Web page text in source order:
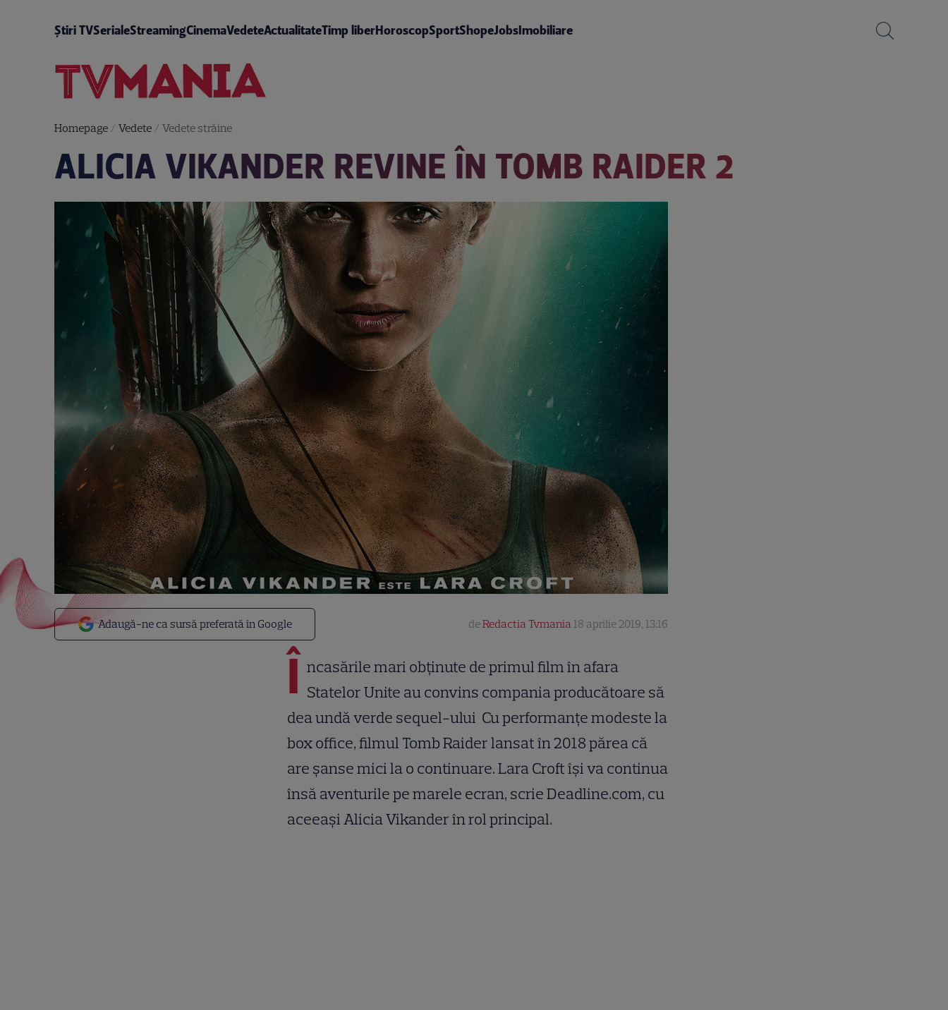
Știri TVSerialeStreamingCinemaVedeteActualitateTimp liberHoroscopSportShopeJobsImobiliare
Homepage/ Vedete/ Vedete străine
ALICIA VIKANDER REVINE ÎN TOMB RAIDER 2
Adaugă-ne ca sursă preferată în Google deRedactia Tvmania 18 aprilie 2019, 13:16
Î ncasările mari obţinute de primul film în afara
Statelor Unite au convins compania producătoare să
dea undă verde sequel-ului Cu performanţe modeste la
box office, filmul Tomb Raider lansat în 2018 părea că
are şanse mici la o continuare. Lara Croft îşi va continua
însă aventurile pe marele ecran, scrie Deadline.com, cu
aceeaşi Alicia Vikander în rol principal.